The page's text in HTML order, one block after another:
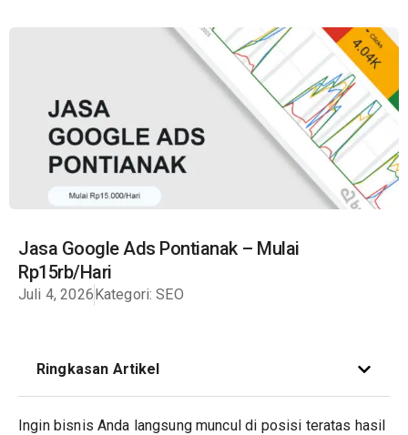
Jasa Google Ads Pontianak – Mulai
Rp15rb/Hari
Juli 4, 2026Kategori: SEO
Ringkasan Artikel
Ingin bisnis Anda langsung muncul di posisi teratas hasil